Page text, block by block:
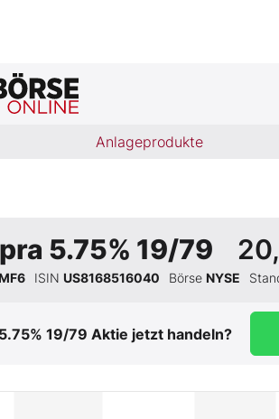
Anlageprodukte
Jetzt aktuelle Ausgabe BÖRSE ONLINE
Check
& Shop
5.75% 19/79
ISIN US8168516040 Börse NYSE
19/79 Aktie jetzt handeln?